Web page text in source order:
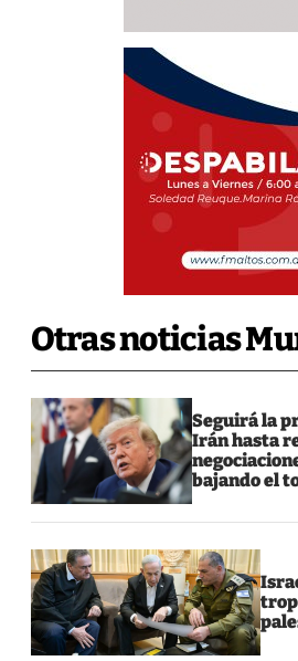
Otras noticias
Seguirá la
Irán hasta
bajando el